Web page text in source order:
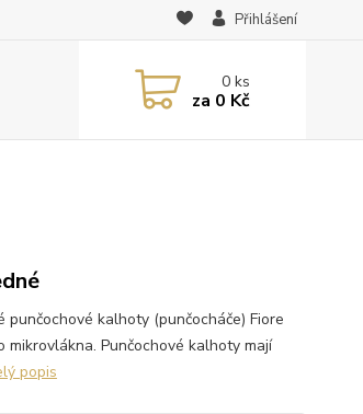
Přihlášení
0ks
za 0 Kč
kalhoty (punčocháče) Fiore
mikrovlákna. Punčochové kalhoty mají
popis